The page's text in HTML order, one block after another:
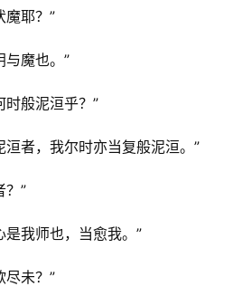
魔耶？”
与魔也。”
时般泥洹乎？”
洹者，我尔时亦当复般泥洹。”
？”
是我师也，当愈我。”
尽未？”